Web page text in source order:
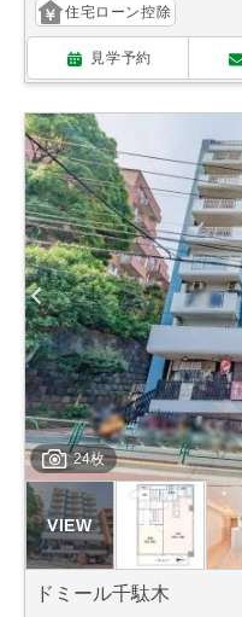
住宅ローン控除
見学予約
24枚
ドミール千駄木